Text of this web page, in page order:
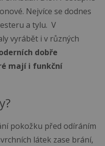
Nejvíce se dodnes
a tylu. V
vyrábět i v různých
dobře
mají i funkční
pokožku před odíráním
látek zase brání,